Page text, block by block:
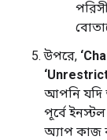
উপরে,
আপনি যদি
পূর্বে
অ্যাপ কাজ